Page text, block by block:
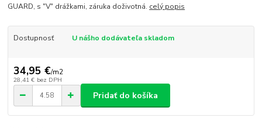
GUARD, s "V" drážkami, záruka doživotná. celý popis
Dostupnosť U nášho dodávateľa skladom
34,95 €/m2
28,41 € bez DPH
Pridať do košíka